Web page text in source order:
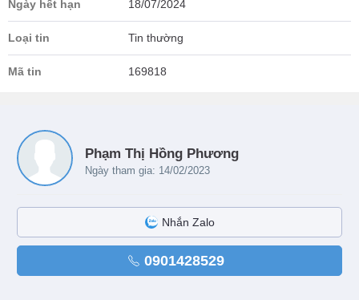
Ngày hết hạn 18/07/2024
Loại tin Tin thường
Mã tin 169818
Phạm Thị Hồng Phương
Ngày tham gia: 14/02/2023
Nhắn Zalo
0901428529